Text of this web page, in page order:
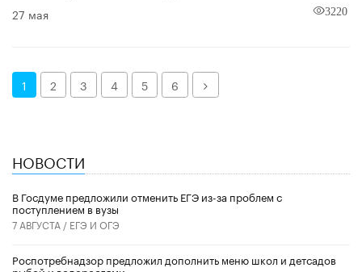
27 мая 3220
1 2 3 4 5 6 Далее
НОВОСТИ
В Госдуме предложили отменить ЕГЭ из-за проблем с
поступлением в вузы
7 АВГУСТА / ЕГЭ И ОГЭ
Роспотребнадзор предложил дополнить меню школ и детсадов